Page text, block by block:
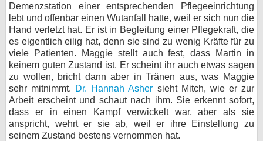
Demenzstation einer entsprechenden Pflegeeinrichtung
lebt und offenbar einen Wutanfall hatte, weil er sich nun die
Hand verletzt hat. Er ist in Begleitung einer Pflegekraft, die
es eigentlich eilig hat, denn sie sind zu wenig Kräfte für zu
viele Patienten. Maggie stellt auch fest, dass Martin in
keinem guten Zustand ist. Er scheint ihr auch etwas sagen
zu wollen, bricht dann aber in Tränen aus, was Maggie
sehr mitnimmt. Dr. Hannah Asher sieht Mitch, wie er zur
Arbeit erscheint und schaut nach ihm. Sie erkennt sofort,
dass er in einen Kampf verwickelt war, aber als sie
anspricht, wehrt er sie ab, weil er ihre Einstellung zu
seinem Zustand bestens vernommen hat.